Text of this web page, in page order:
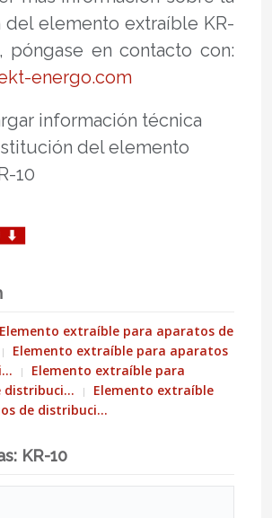
elemento extraíble KR-
póngase en contacto con:
energo.com
información técnica
del elemento
10
Elemento extraíble para aparatos de
Elemento extraíble para aparatos
Elemento extraíble para
distribuci…
Elemento extraíble
de distribuci…
KR-10